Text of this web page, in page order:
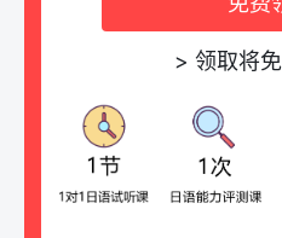
> 领取将